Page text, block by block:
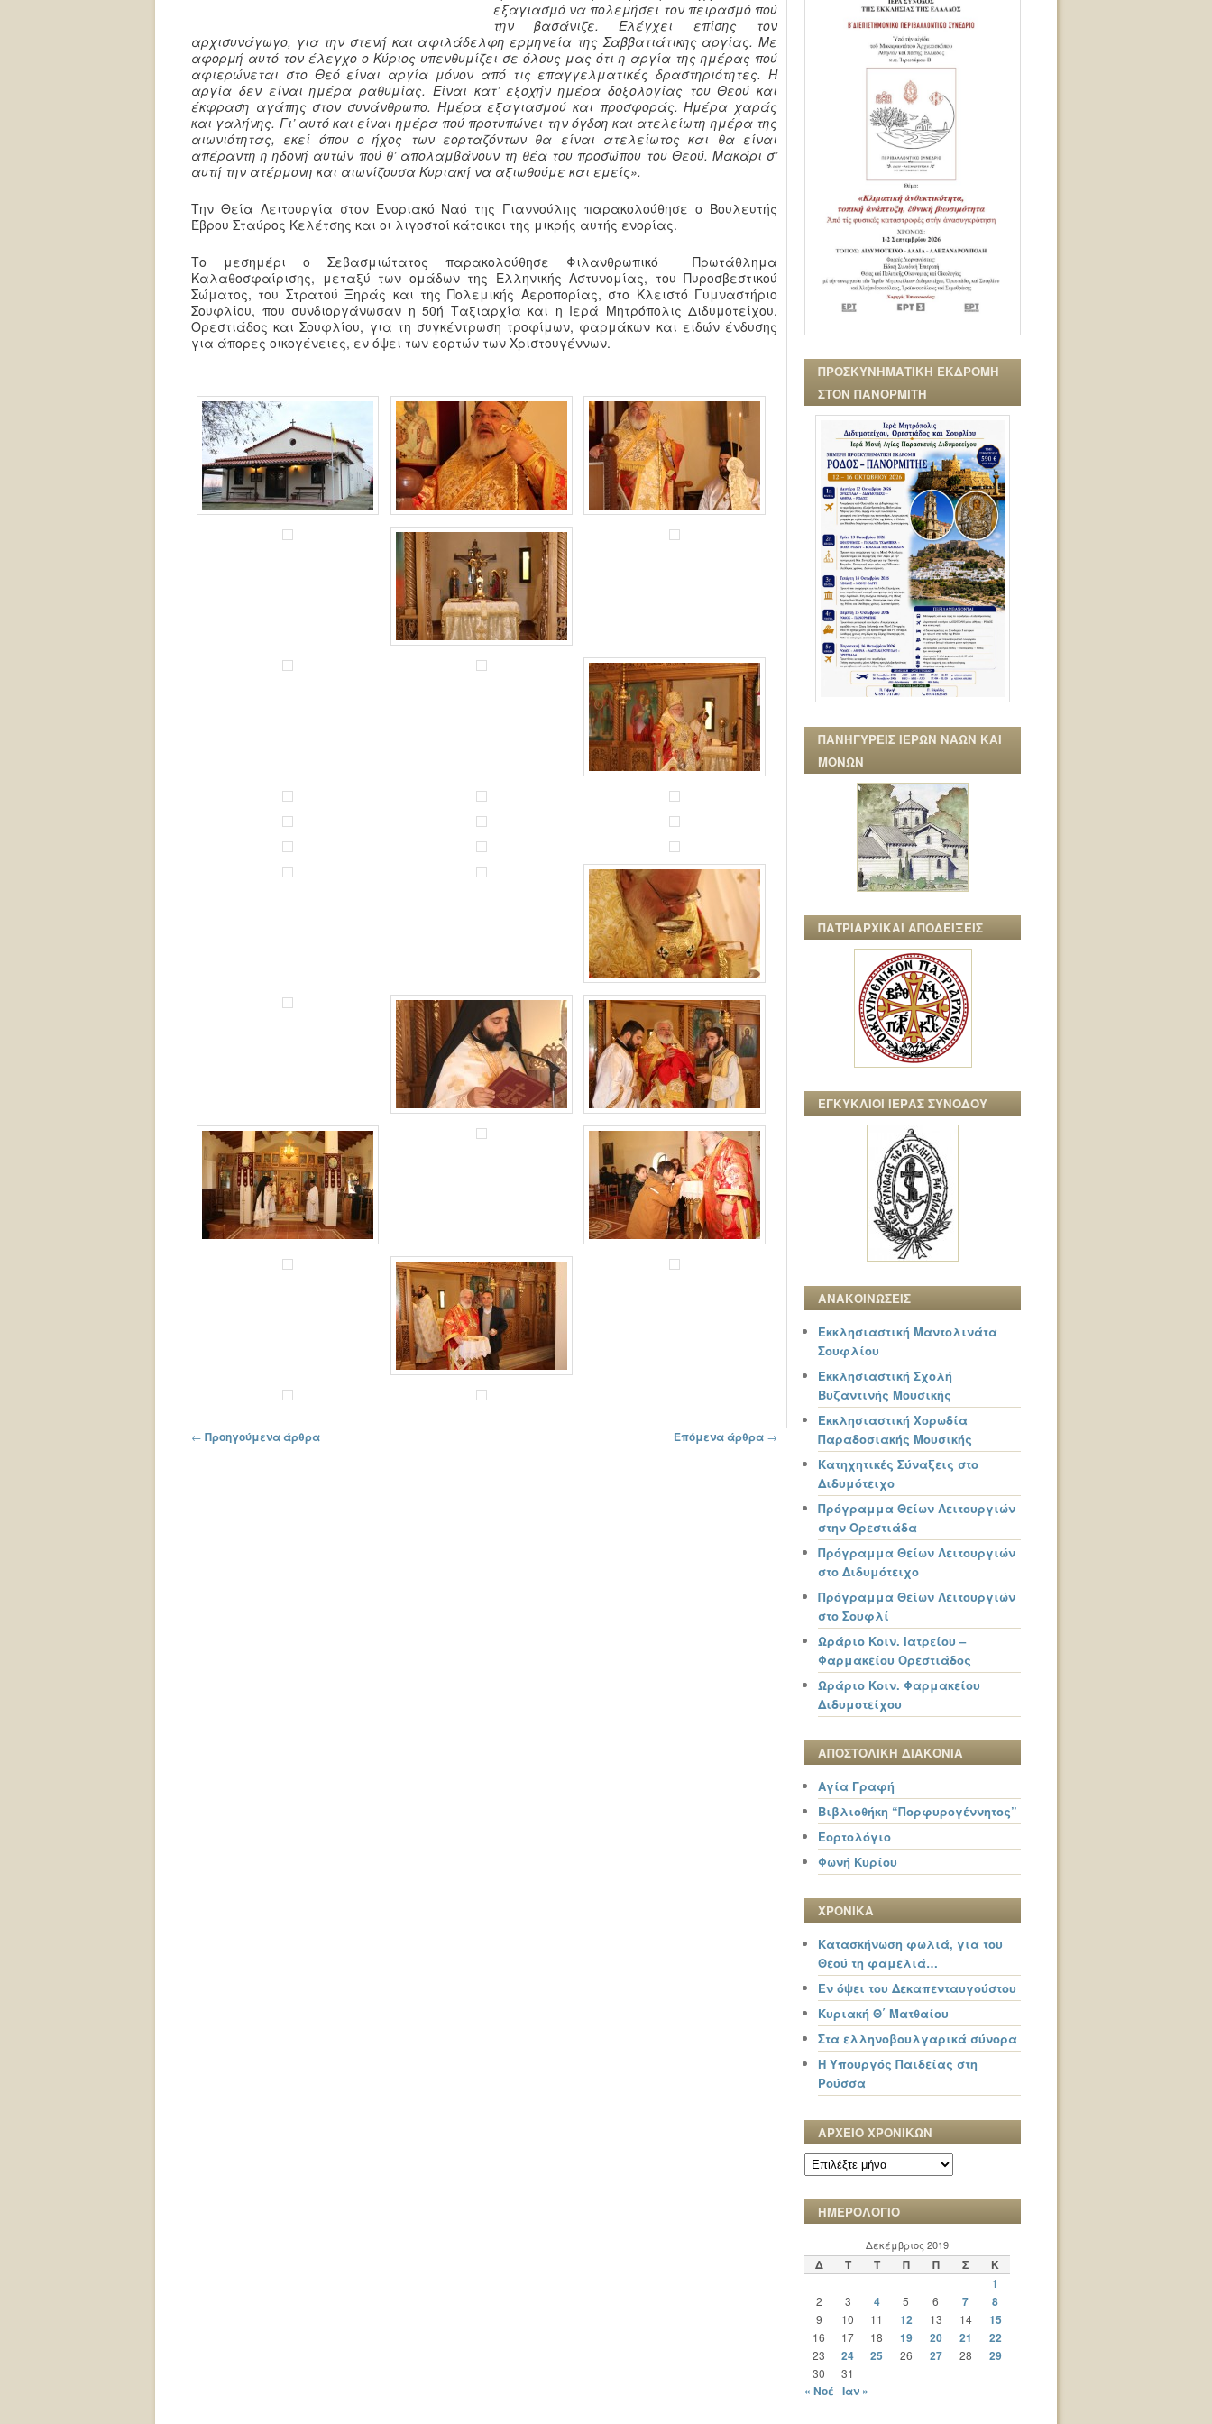
εξαγιασμό να πολεμήσει τον πειρασμό πού
την βασάνιζε. Ελέγχει επίσης τον
αρχισυνάγωγο, για την στενή και αφιλάδελφη ερμηνεία της Σαββατιάτικης αργίας. Με
αφορμή αυτό τον έλεγχο ο Κύριος υπενθυμίζει σε όλους μας ότι η αργία της ημέρας πού
αφιερώνεται στο Θεό είναι αργία μόνον από τις επαγγελματικές δραστηριότητες. Η
αργία δεν είναι ημέρα ραθυμίας. Είναι κατ’ εξοχήν ημέρα δοξολογίας του Θεού και
έκφραση αγάπης στον συνάνθρωπο. Ημέρα εξαγιασμού και προσφοράς. Ημέρα χαράς
και γαλήνης. Γι’ αυτό και είναι ημέρα πού προτυπώνει την όγδοη και ατελείωτη ημέρα της
αιωνιότητας, εκεί όπου ο ήχος των εορταζόντων θα είναι ατελείωτος και θα είναι
απέραντη η ηδονή αυτών πού θ’ απολαμβάνουν τη θέα του προσώπου του Θεού. Μακάρι σ’
αυτή την ατέρμονη και αιωνίζουσα Κυριακή να αξιωθούμε και εμείς».
Την Θεία Λειτουργία στον Ενοριακό Ναό της Γιαννούλης παρακολούθησε ο Βουλευτής
Έβρου Σταύρος Κελέτσης και οι λιγοστοί κάτοικοι της μικρής αυτής ενορίας.
Το μεσημέρι ο Σεβασμιώτατος παρακολούθησε Φιλανθρωπικό Πρωτάθλημα
Καλαθοσφαίρισης, μεταξύ των ομάδων της Ελληνικής Αστυνομίας, του Πυροσβεστικού
Σώματος, του Στρατού Ξηράς και της Πολεμικής Αεροπορίας, στο Κλειστό Γυμναστήριο
Σουφλίου, που συνδιοργάνωσαν η 50ή Ταξιαρχία και η Ιερά Μητρόπολις Διδυμοτείχου,
Ορεστιάδος και Σουφλίου, για τη συγκέντρωση τροφίμων, φαρμάκων και ειδών ένδυσης
για άπορες οικογένειες, εν όψει των εορτών των Χριστουγέννων.
Πλοήγηση στα άρθρα
← Προηγούμενα άρθρα Επόμενα άρθρα →
ΠΡΟΣΚΥΝΗΜΑΤΙΚΗ ΕΚΔΡΟΜΗ
ΣΤΟΝ ΠΑΝΟΡΜΙΤΗ
ΠΑΝΗΓΥΡΕΙΣ ΙΕΡΩΝ ΝΑΩΝ ΚΑΙ
ΜΟΝΩΝ
ΠΑΤΡΙΑΡΧΙΚΑΙ ΑΠΟΔΕΙΞΕΙΣ
ΕΓΚΥΚΛΙΟΙ ΙΕΡΑΣ ΣΥΝΟΔΟΥ
ΑΝΑΚΟΙΝΩΣΕΙΣ
Εκκλησιαστική Μαντολινάτα
Σουφλίου
Εκκλησιαστική Σχολή
Βυζαντινής Μουσικής
Εκκλησιαστική Χορωδία
Παραδοσιακής Μουσικής
Κατηχητικές Σύναξεις στο
Διδυμότειχο
Πρόγραμμα Θείων Λειτουργιών
στην Ορεστιάδα
Πρόγραμμα Θείων Λειτουργιών
στο Διδυμότειχο
Πρόγραμμα Θείων Λειτουργιών
στο Σουφλί
Ωράριο Κοιν. Ιατρείου –
Φαρμακείου Ορεστιάδος
Ωράριο Κοιν. Φαρμακείου
Διδυμοτείχου
ΑΠΟΣΤΟΛΙΚΗ ΔΙΑΚΟΝΙΑ
Αγία Γραφή
Βιβλιοθήκη “Πορφυρογέννητος”
Εορτολόγιο
Φωνή Κυρίου
ΧΡΟΝΙΚΑ
Κατασκήνωση φωλιά, για του
Θεού τη φαμελιά…
Εν όψει του Δεκαπενταυγούστου
Κυριακή Θ΄ Ματθαίου
Στα ελληνοβουλγαρικά σύνορα
Η Υπουργός Παιδείας στη
Ρούσσα
ΑΡΧΕΙΟ ΧΡΟΝΙΚΩΝ
ΑΡΧΕΙΟ
ΧΡΟΝΙΚΩΝ
ΗΜΕΡΟΛΟΓΙΟ
Δεκέμβριος 2019
Δ Τ Τ Π Π Σ
Κ
1
2 3 4 5 6 7 8
9 10 11 12 13 14 15
16 17 18 19 20 21 22
23 24 25 26 27 28 29
30 31
« Νοέ Ιαν »